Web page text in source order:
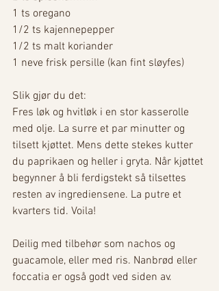
1 ts oregano
1/2 ts kajennepepper
1/2 ts malt koriander
1 neve frisk persille (kan fint sløyfes)
Slik gjør du det:
Fres løk og hvitløk i en stor kasserolle
med olje. La surre et par minutter og
tilsett kjøttet. Mens dette stekes kutter
du paprikaen og heller i gryta. Når kjøttet
begynner å bli ferdigstekt så tilsettes
resten av ingrediensene. La putre et
kvarters tid. Voila!
Deilig med tilbehør som nachos og
guacamole, eller med ris. Nanbrød eller
foccatia er også godt ved siden av.